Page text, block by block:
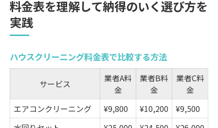
料金表を理解して納得のいく選び方を
実践
ハウスクリーニング料金表で比較する方法
サービス
業者A料
金
業者B料
金
業者C料
金
エアコンクリーニング
¥9,800 ¥10,200
¥9,500